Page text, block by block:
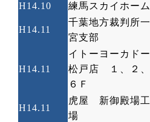
H14.10 練馬スカイホーム
H14.11
千葉地方裁判所一
宮支部
H14.11
イトーヨーカドー
松戸店 １、２、
６Ｆ
H14.11
虎屋 新御殿場工
場